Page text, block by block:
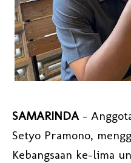
SAMARINDA-
Setyo Pramono,
Kebangsaan ke-lima